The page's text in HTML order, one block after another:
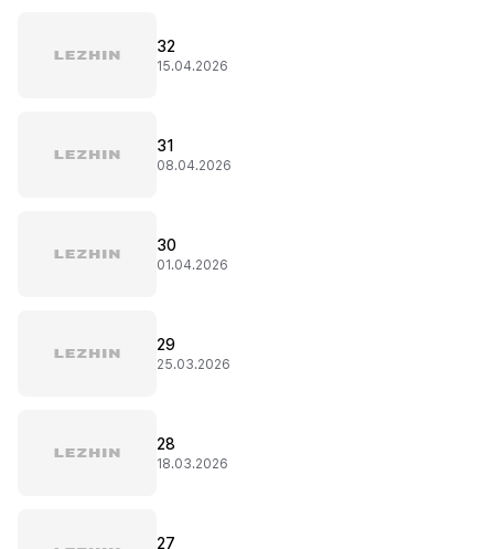
32
15.04.2026
31
08.04.2026
30
01.04.2026
29
25.03.2026
28
18.03.2026
27